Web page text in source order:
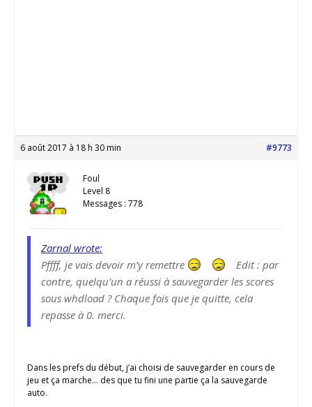
6 août 2017 à 18 h 30 min #9773
Foul
Level 8
Messages : 778
Zarnal wrote:
Pffff, je vais devoir m’y remettre
Edit : par
contre, quelqu’un a réussi à sauvegarder les scores
sous whdload ? Chaque fois que je quitte, cela
repasse à 0. merci.
Dans les prefs du début, j’ai choisi de sauvegarder en cours de
jeu et ça marche… des que tu fini une partie ça la sauvegarde
auto.